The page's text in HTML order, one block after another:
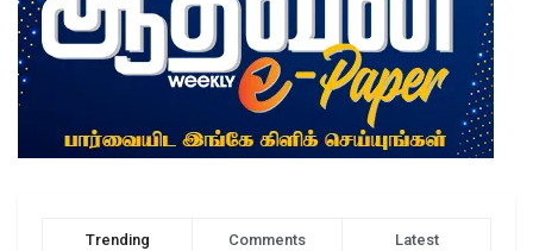
Trending Comments Latest